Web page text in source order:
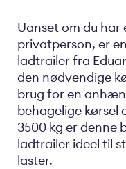
Uanset om du har
privatperson, er
ladtrailer fra
den nødvendige
brug for en
behagelige kørsel
3500 kg er denne
ladtrailer ideel til
laster.